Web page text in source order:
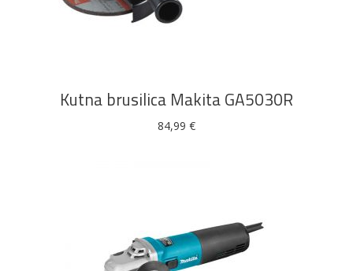
DODAJ U KOŠARICU
Kutna brusilica Makita GA5030R
84,99 €